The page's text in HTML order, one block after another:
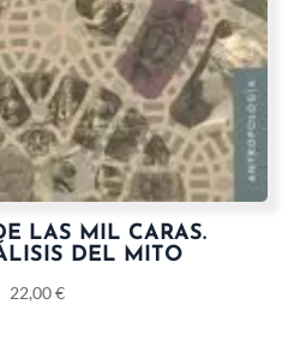
LAS MIL CARAS.
DEL MITO
22,00€